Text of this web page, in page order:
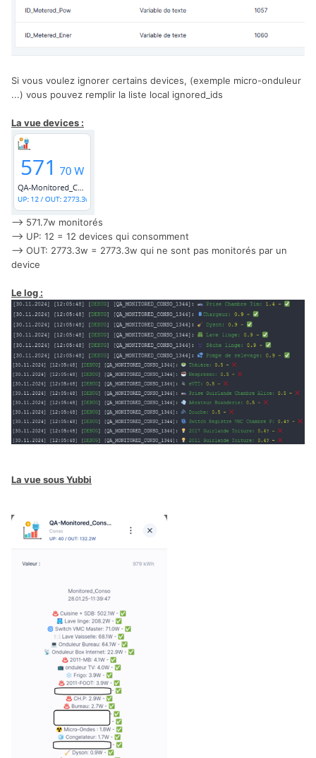
Si vous voulez ignorer certains devices, (exemple micro-onduleur
...) vous pouvez remplir la liste local ignored_ids
La vue devices :
--> 571.7w monitorés
--> UP: 12 = 12 devices qui consomment
--> OUT: 2773.3w = 2773.3w qui ne sont pas monitorés par un
device
Le log :
La vue sous Yubbi